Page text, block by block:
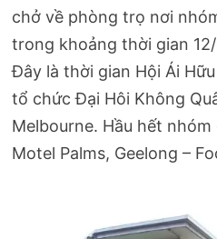
chở về phòng trọ nơi
trong khoảng thời gian
Đây là thời gian Hội Ái
tổ chức Đại Hôi Không
Melbourne. Hầu hết
Motel Palms, Geelong –